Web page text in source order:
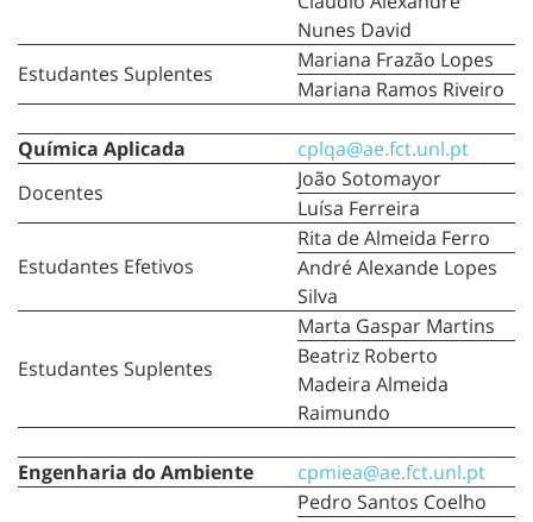
Nunes David
Estudantes Suplentes
Mariana Frazão Lopes
Mariana Ramos Riveiro
Química Aplicada
cplqa@ae.fct.unl.pt
Docentes
João Sotomayor
Luísa Ferreira
Estudantes Efetivos
Rita de Almeida Ferro
André Alexande Lopes
Silva
Estudantes Suplentes
Marta Gaspar Martins
Beatriz Roberto
Madeira Almeida
Raimundo
Engenharia do Ambiente
cpmiea@ae.fct.unl.pt
Pedro Santos Coelho